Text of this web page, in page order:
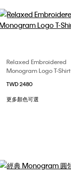
Relaxed Embroidered
Monogram Logo T-Shirt
TWD 2480
更多顏色可選